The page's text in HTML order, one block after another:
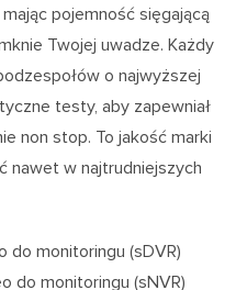
pojemność sięgającą
Twojej uwadze. Każdy
o najwyższej
testy, aby zapewniał
non stop. To jakość marki
nawet w najtrudniejszych
monitoringu (sDVR)
do monitoringu (sNVR)